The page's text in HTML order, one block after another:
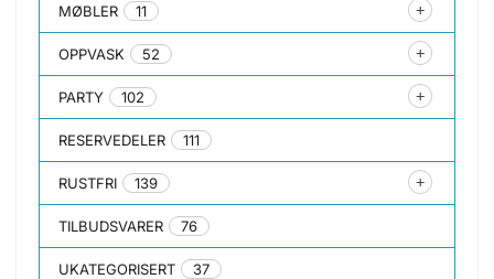
MØBLER 11
OPPVASK 52
PARTY 102
RESERVEDELER 111
RUSTFRI 139
TILBUDSVARER 76
UKATEGORISERT 37